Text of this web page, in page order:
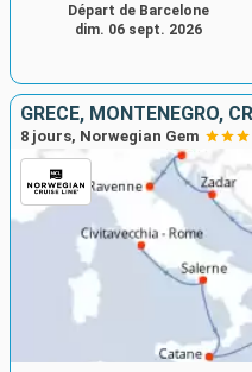
Départ de Barcelone
dim. 06 sept. 2026
GRÈCE, MONTÉNÉGRO,
8 jours, Norwegian Gem